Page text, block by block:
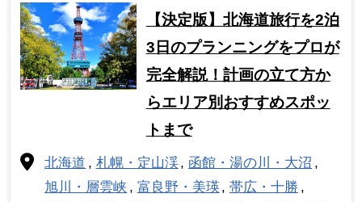
【決定版】北海道旅行を2泊
3日のプランニングをプロが
完全解説！計画の立て方か
らエリア別おすすめスポッ
トまで
北海道 札幌・定山渓
函館・湯の川・大沼
旭川・層雲峡
富良野・美瑛
帯広・十勝